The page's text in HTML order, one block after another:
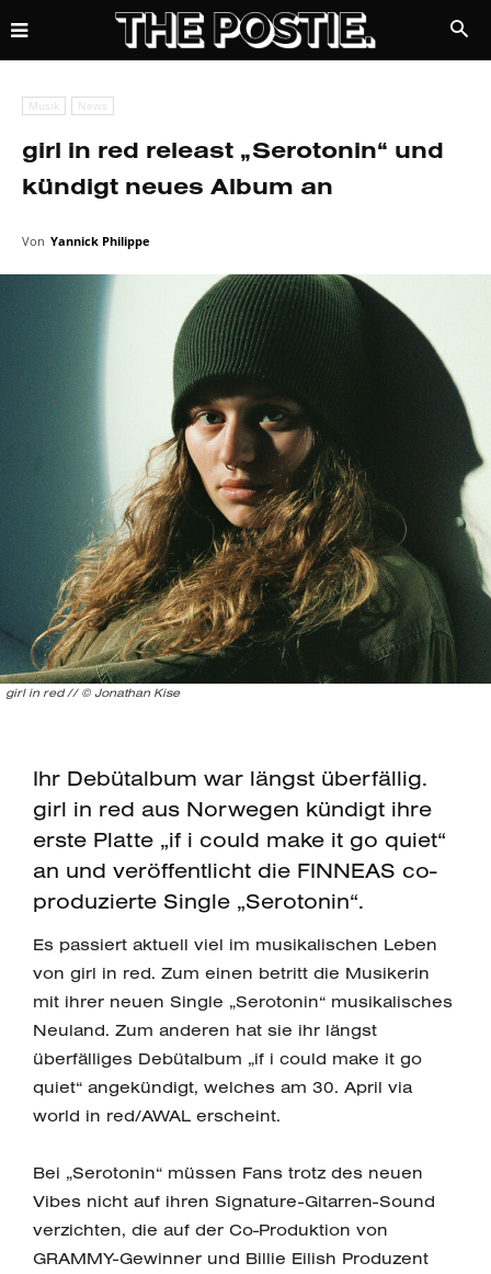
Musik News
girl in red releast „Serotonin“ und
kündigt neues Album an
Von Yannick Philippe
girl in red // © Jonathan Kise
Ihr Debütalbum war längst überfällig.
girl in red aus Norwegen kündigt ihre
erste Platte „if i could make it go quiet“
an und veröffentlicht die FINNEAS co-
produzierte Single „Serotonin“.
Es passiert aktuell viel im musikalischen Leben
von girl in red. Zum einen betritt die Musikerin
mit ihrer neuen Single „Serotonin“ musikalisches
Neuland. Zum anderen hat sie ihr längst
überfälliges Debütalbum „if i could make it go
quiet“ angekündigt, welches am 30. April via
world in red/AWAL erscheint.
Bei „Serotonin“ müssen Fans trotz des neuen
Vibes nicht auf ihren Signature-Gitarren-Sound
verzichten, die auf der Co-Produktion von
GRAMMY-Gewinner und Billie Eilish Produzent